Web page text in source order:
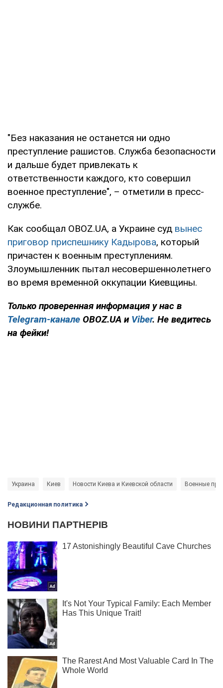
"Без наказания не останется ни одно
преступление рашистов. Служба безопасности
и дальше будет привлекать к
ответственности каждого, кто совершил
военное преступление", – отметили в пресс-
службе.
Как сообщал OBOZ.UA, а Украине суд вынес
приговор приспешнику Кадырова, который
причастен к военным преступлениям.
Злоумышленник пытал несовершеннолетнего
во время временной оккупации Киевщины.
Только проверенная информация у нас в
Telegram-канале OBOZ.UA и Viber. Не ведитесь
на фейки!
Украина Киев Новости Киева и Киевской области Военные
Редакционная политика